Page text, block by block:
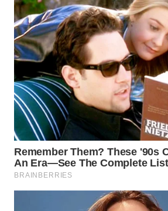
WN
DEPOK
TAPANULI
UTARA
WN
SAMOSIR
WN
PADANG
LAWAS